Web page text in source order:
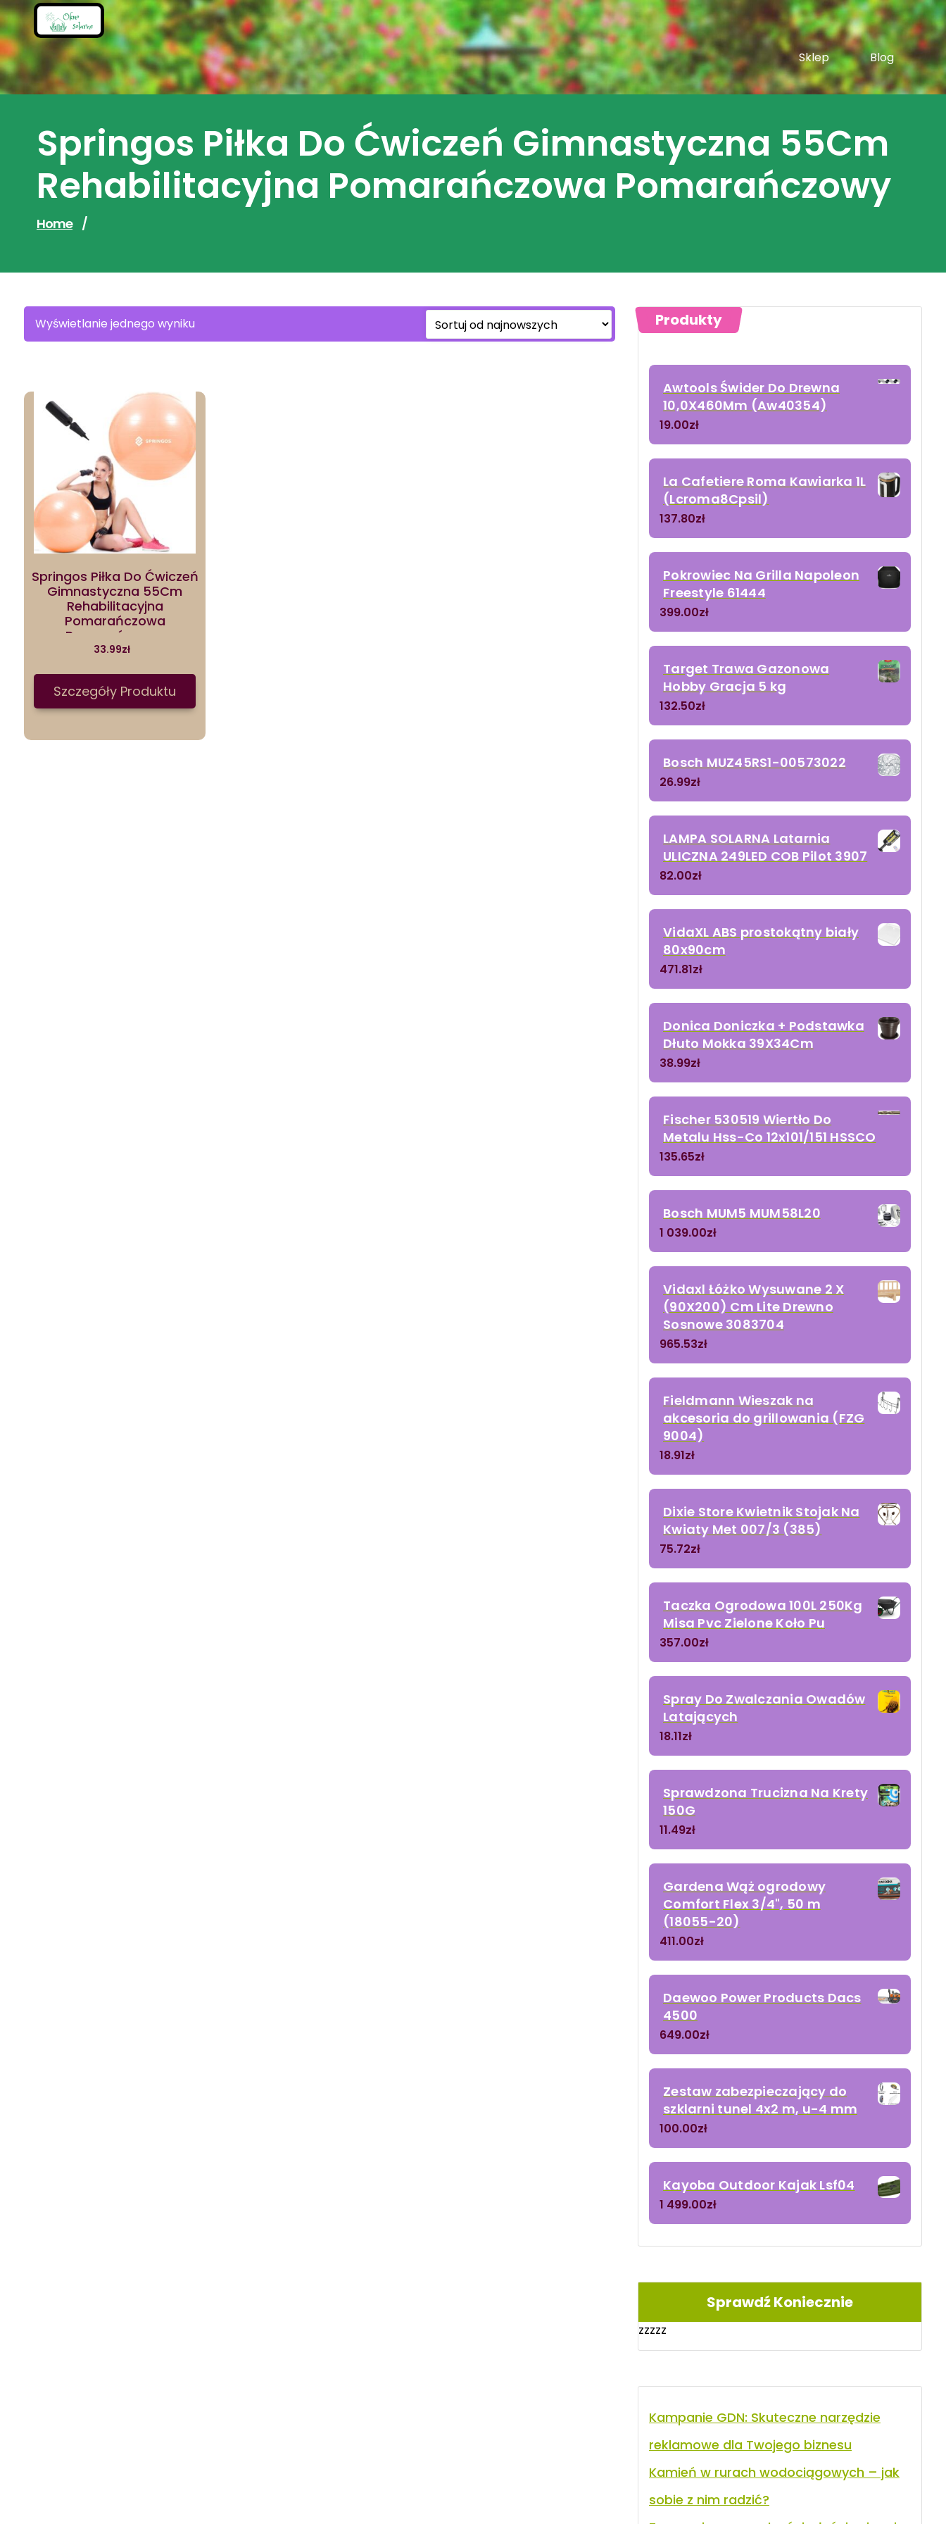
Skip
to
content
Sklep
Blog
Springos Piłka Do Ćwiczeń Gimnastyczna 55Cm
Rehabilitacyjna Pomarańczowa Pomarańczowy
Home /
Wyświetlanie jednego wyniku
Springos Piłka Do Ćwiczeń
Gimnastyczna 55Cm
Rehabilitacyjna
Pomarańczowa
Pomarańczowy
33.99zł
Szczegóły Produktu
Produkty
Awtools Świder Do Drewna
10,0X460Mm (Aw40354)
19.00zł
La Cafetiere Roma Kawiarka 1L
(Lcroma8Cpsil)
137.80zł
Pokrowiec Na Grilla Napoleon
Freestyle 61444
399.00zł
Target Trawa Gazonowa
Hobby Gracja 5 kg
132.50zł
Bosch MUZ45RS1-00573022
26.99zł
LAMPA SOLARNA Latarnia
ULICZNA 249LED COB Pilot 3907
82.00zł
VidaXL ABS prostokątny biały
80x90cm
471.81zł
Donica Doniczka + Podstawka
Dłuto Mokka 39X34Cm
38.99zł
Fischer 530519 Wiertło Do
Metalu Hss-Co 12x101/151 HSSCO
135.65zł
Bosch MUM5 MUM58L20
1 039.00zł
Vidaxl Łóżko Wysuwane 2 X
(90X200) Cm Lite Drewno
Sosnowe 3083704
965.53zł
Fieldmann Wieszak na
akcesoria do grillowania (FZG
9004)
18.91zł
Dixie Store Kwietnik Stojak Na
Kwiaty Met 007/3 (385)
75.72zł
Taczka Ogrodowa 100L 250Kg
Misa Pvc Zielone Koło Pu
357.00zł
Spray Do Zwalczania Owadów
Latających
18.11zł
Sprawdzona Trucizna Na Krety
150G
11.49zł
Gardena Wąż ogrodowy
Comfort Flex 3/4", 50 m
(18055-20)
411.00zł
Daewoo Power Products Dacs
4500
649.00zł
Zestaw zabezpieczający do
szklarni tunel 4x2 m, u-4 mm
100.00zł
Kayoba Outdoor Kajak Lsf04
1 499.00zł
Sprawdź Koniecznie
zzzzz
Kampanie GDN: Skuteczne narzędzie
reklamowe dla Twojego biznesu
Kamień w rurach wodociągowych – jak
sobie z nim radzić?